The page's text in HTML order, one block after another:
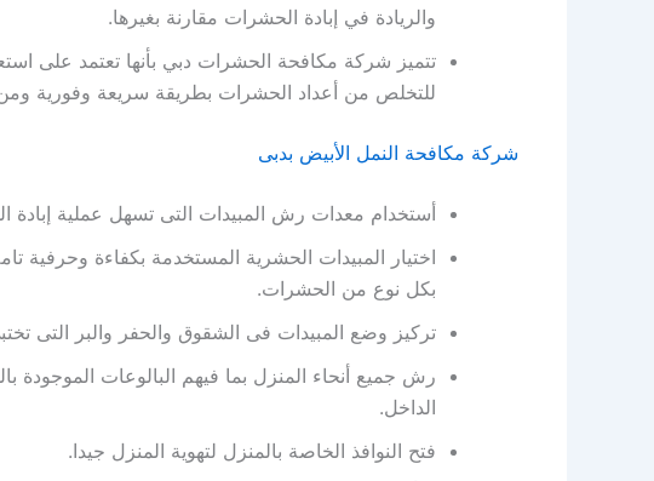
والريادة في إبادة الحشرات مقارنة بغيرها.
تتميز شركة مكافحة الحشرات دبي بأنها تعتمد على
للتخلص من أعداد الحشرات بطريقة سريعة وفورية
شركة مكافحة النمل الأبيض بدبى
أستخدام معدات رش المبيدات التى تسهل عملية إبادة
اختيار المبيدات الحشرية المستخدمة بكفاءة وحرفية
بكل نوع من الحشرات.
تركيز وضع المبيدات فى الشقوق والحفر والبر التى
رش جميع أنحاء المنزل بما فيهم البالوعات الموجودة
الداخل.
فتح النوافذ الخاصة بالمنزل لتهوية المنزل جيدا.